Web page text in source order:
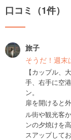
口コミ（1件）
旅子
そうだ！週末
【カップル、
手、右手に空
ン。
扉を開けると
ル街や観光客
ンの夕焼けを
スアップして